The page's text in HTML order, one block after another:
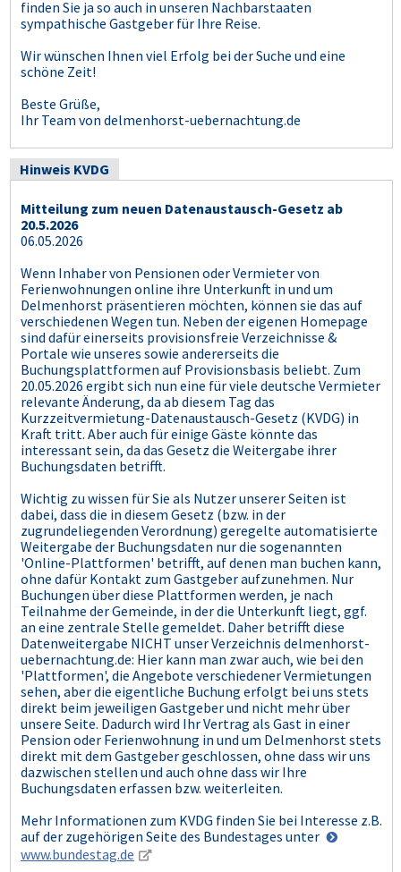
finden Sie ja so auch in unseren Nachbarstaaten
sympathische Gastgeber für Ihre Reise.
Wir wünschen Ihnen viel Erfolg bei der Suche und eine
schöne Zeit!
Beste Grüße,
Ihr Team von delmenhorst-uebernachtung.de
Hinweis KVDG
Mitteilung zum neuen Datenaustausch-Gesetz ab
20.5.2026
06.05.2026
Wenn Inhaber von Pensionen oder Vermieter von
Ferienwohnungen online ihre Unterkunft in und um
Delmenhorst präsentieren möchten, können sie das auf
verschiedenen Wegen tun. Neben der eigenen Homepage
sind dafür einerseits provisionsfreie Verzeichnisse &
Portale wie unseres sowie andererseits die
Buchungsplattformen auf Provisionsbasis beliebt. Zum
20.05.2026 ergibt sich nun eine für viele deutsche Vermieter
relevante Änderung, da ab diesem Tag das
Kurzzeitvermietung-Datenaustausch-Gesetz (KVDG) in
Kraft tritt. Aber auch für einige Gäste könnte das
interessant sein, da das Gesetz die Weitergabe ihrer
Buchungsdaten betrifft.
Wichtig zu wissen für Sie als Nutzer unserer Seiten ist
dabei, dass die in diesem Gesetz (bzw. in der
zugrundeliegenden Verordnung) geregelte automatisierte
Weitergabe der Buchungsdaten nur die sogenannten
'Online-Plattformen' betrifft, auf denen man buchen kann,
ohne dafür Kontakt zum Gastgeber aufzunehmen. Nur
Buchungen über diese Plattformen werden, je nach
Teilnahme der Gemeinde, in der die Unterkunft liegt, ggf.
an eine zentrale Stelle gemeldet. Daher betrifft diese
Datenweitergabe NICHT unser Verzeichnis delmenhorst-
uebernachtung.de: Hier kann man zwar auch, wie bei den
'Plattformen', die Angebote verschiedener Vermietungen
sehen, aber die eigentliche Buchung erfolgt bei uns stets
direkt beim jeweiligen Gastgeber und nicht mehr über
unsere Seite. Dadurch wird Ihr Vertrag als Gast in einer
Pension oder Ferienwohnung in und um Delmenhorst stets
direkt mit dem Gastgeber geschlossen, ohne dass wir uns
dazwischen stellen und auch ohne dass wir Ihre
Buchungsdaten erfassen bzw. weiterleiten.
Mehr Informationen zum KVDG finden Sie bei Interesse z.B.
auf der zugehörigen Seite des Bundestages unter
www.bundestag.de